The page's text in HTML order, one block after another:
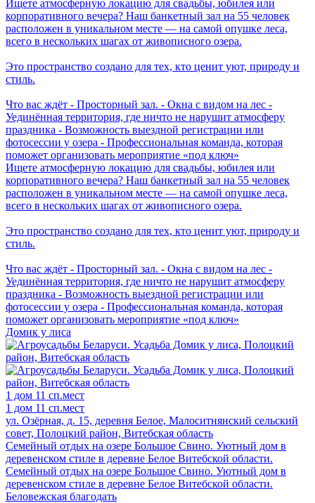
Ищете атмосферную локацию для свадьбы, юбилея или
корпоративного вечера? Наш банкетный зал на 55 человек
расположен в уникальном месте — на самой опушке леса,
всего в нескольких шагах от живописного озера.
Это пространство создано для тех, кто ценит уют, природу и
стиль.
Что вас ждёт - Просторный зал. - Окна с видом на лес -
Уединённая территория, где ничто не нарушит атмосферу
праздника - Возможность выездной регистрации или
фотосессии у озера - Профессиональная команда, которая
поможет организовать мероприятие «под ключ»
Ищете атмосферную локацию для свадьбы, юбилея или
корпоративного вечера? Наш банкетный зал на 55 человек
расположен в уникальном месте — на самой опушке леса,
всего в нескольких шагах от живописного озера.
Это пространство создано для тех, кто ценит уют, природу и
стиль.
Что вас ждёт - Просторный зал. - Окна с видом на лес -
Уединённая территория, где ничто не нарушит атмосферу
праздника - Возможность выездной регистрации или
фотосессии у озера - Профессиональная команда, которая
поможет организовать мероприятие «под ключ»
Домик у лиса
1 дом 11 сп.мест
1 дом 11 сп.мест
ул. Озёрная, д. 15, деревня Белое, Малоситнянский сельский
совет, Полоцкий район, Витебская область
Семейный отдых на озере Большое Свино. Уютный дом в
деревенском стиле в деревне Белое Витебской области.
Семейный отдых на озере Большое Свино. Уютный дом в
деревенском стиле в деревне Белое Витебской области.
Беловежская благодать